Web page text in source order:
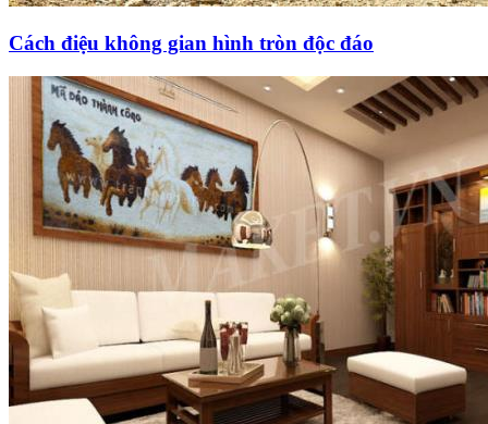
Cách điệu không gian hình tròn độc đáo